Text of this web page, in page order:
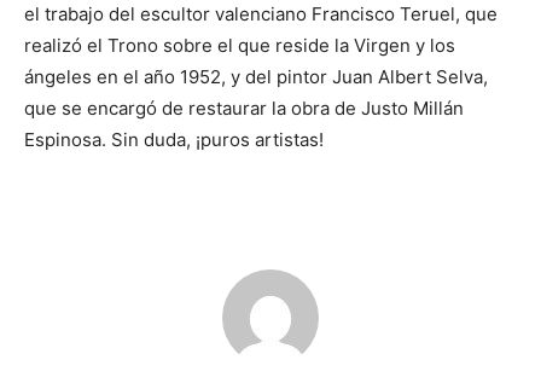
el trabajo del escultor valenciano Francisco Teruel, que
realizó el Trono sobre el que reside la Virgen y los
ángeles en el año 1952, y del pintor Juan Albert Selva,
que se encargó de restaurar la obra de Justo Millán
Espinosa. Sin duda, ¡puros artistas!